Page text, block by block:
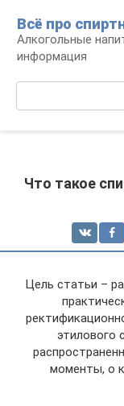
контенту
Всё про
Алкогольные
информация
Что такое
Цель статьи –
этилового
моменты, о